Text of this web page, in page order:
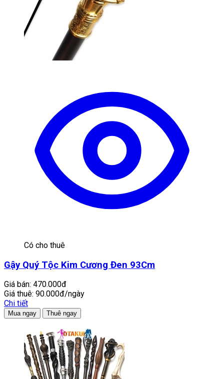
Có cho thuê
Gậy Quý Tộc Kim Cương Đen 93Cm
Giá bán: 470.000đ
Giá thuê: 90.000đ/ngày
Chi tiết
Mua ngay Thuê ngay